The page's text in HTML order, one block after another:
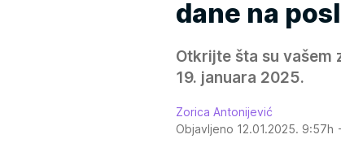
dane na
Otkrijte šta su vašem
19. januara 2025.
Zorica Antonijević
Objavljeno 12.01.2025. 9:57h